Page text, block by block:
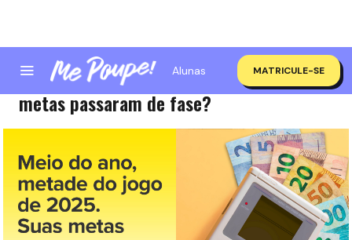
Alunas MATRICULE-SE
Já passou da metade do ano… e suas
metas passaram de fase?